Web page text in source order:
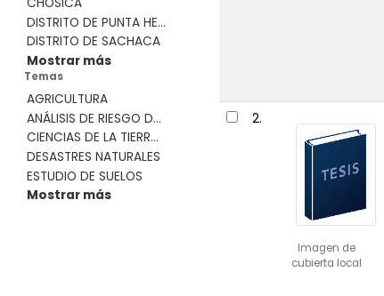
DISTRITO DE PUNTA HE...
DISTRITO DE SACHACA
Mostrar más
Temas
AGRICULTURA
ANÁLISIS DE RIESGO D...
CIENCIAS DE LA TIERR...
DESASTRES NATURALES
ESTUDIO DE SUELOS
Mostrar más
2.
Imagen de
cubierta local